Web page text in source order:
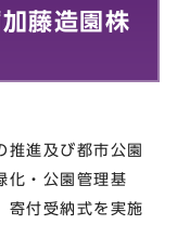
藤造園株
推進及び都市公園
化・公園管理基
寄付受納式を実施